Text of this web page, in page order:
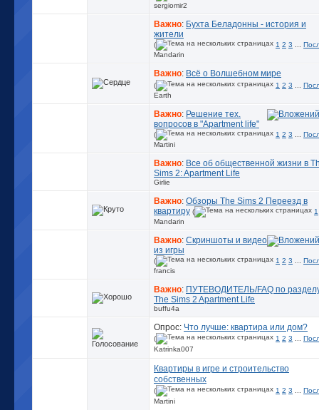
sergiomir2
Важно: Бухта Беладонны - история и
жители
( 1 2 3
Mandarin
Важно: Всё о Волшебном мире
( 1 2 3
Earth
Важно: Решение тех.
вопросов в "Apartment life"
( 1 2 3
Martini
Важно: Все об общественной жизни в
Sims 2: Apartment Life
Girlie
Важно: Обзоры The Sims 2 Переезд в
квартиру (
1
Mandarin
Важно: Скриншоты и видео
из игры
( 1 2 3
francis
Важно: ПУТЕВОДИТЕЛЬ/FAQ по
The Sims 2 Apartment Life
buffu4a
Опрос: Что лучше: квартира или дом?
( 1 2 3
Katrinka007
Квартиры в игре и строительство
собственных
( 1 2 3
Martini